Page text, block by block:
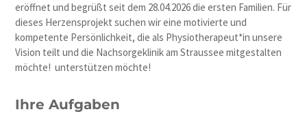
eröffnet und begrüßt seit dem 28.04.2026 die ersten Familien. Für
dieses Herzensprojekt suchen wir eine motivierte und
kompetente Persönlichkeit, die als Physiotherapeut*in unsere
Vision teilt und die Nachsorgeklinik am Straussee mitgestalten
möchte! unterstützen möchte!
Ihre Aufgaben